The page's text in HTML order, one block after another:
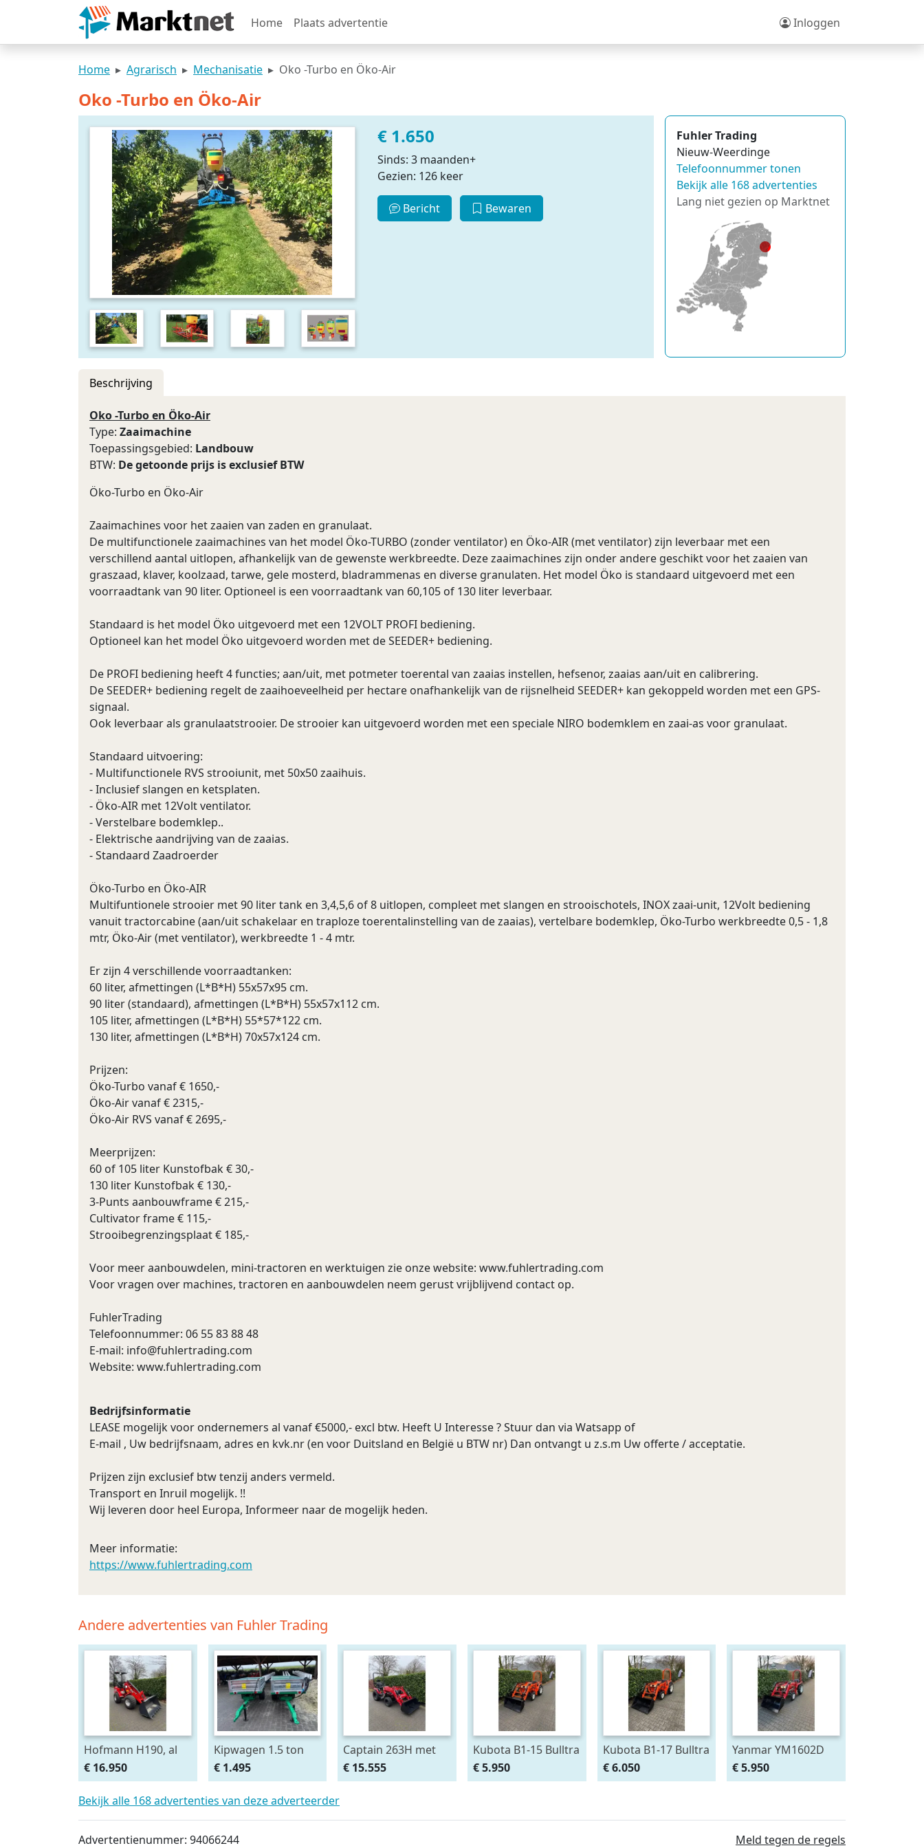
Home Plaats advertentie Inloggen
Home Agrarisch Mechanisatie Oko -Turbo en Öko-Air
Oko -Turbo en Öko-Air
€ 1.650
Sinds: 3 maanden+
Gezien: 126 keer
Bericht Bewaren
Fuhler Trading
Nieuw-Weerdinge
Telefoonnummer tonen
Bekijk alle 168 advertenties
Lang niet gezien op Marktnet
Beschrijving
Oko -Turbo en Öko-Air
Type: Zaaimachine
Toepassingsgebied: Landbouw
BTW: De getoonde prijs is exclusief BTW
Öko-Turbo en Öko-Air
Zaaimachines voor het zaaien van zaden en granulaat.
De multifunctionele zaaimachines van het model Öko-TURBO (zonder ventilator) en Öko-AIR (met ventilator) zijn leverbaar met een
verschillend aantal uitlopen, afhankelijk van de gewenste werkbreedte. Deze zaaimachines zijn onder andere geschikt voor het zaaien van
graszaad, klaver, koolzaad, tarwe, gele mosterd, bladrammenas en diverse granulaten. Het model Öko is standaard uitgevoerd met een
voorraadtank van 90 liter. Optioneel is een voorraadtank van 60,105 of 130 liter leverbaar.
Standaard is het model Öko uitgevoerd met een 12VOLT PROFI bediening.
Optioneel kan het model Öko uitgevoerd worden met de SEEDER+ bediening.
De PROFI bediening heeft 4 functies; aan/uit, met potmeter toerental van zaaias instellen, hefsenor, zaaias aan/uit en calibrering.
De SEEDER+ bediening regelt de zaaihoeveelheid per hectare onafhankelijk van de rijsnelheid SEEDER+ kan gekoppeld worden met een GPS-
signaal.
Ook leverbaar als granulaatstrooier. De strooier kan uitgevoerd worden met een speciale NIRO bodemklem en zaai-as voor granulaat.
Standaard uitvoering:
- Multifunctionele RVS strooiunit, met 50x50 zaaihuis.
- Inclusief slangen en ketsplaten.
- Öko-AIR met 12Volt ventilator.
- Verstelbare bodemklep..
- Elektrische aandrijving van de zaaias.
- Standaard Zaadroerder
Öko-Turbo en Öko-AIR
Multifuntionele strooier met 90 liter tank en 3,4,5,6 of 8 uitlopen, compleet met slangen en strooischotels, INOX zaai-unit, 12Volt bediening
vanuit tractorcabine (aan/uit schakelaar en traploze toerentalinstelling van de zaaias), vertelbare bodemklep, Öko-Turbo werkbreedte 0,5 - 1,8
mtr, Öko-Air (met ventilator), werkbreedte 1 - 4 mtr.
Er zijn 4 verschillende voorraadtanken:
60 liter, afmettingen (L*B*H) 55x57x95 cm.
90 liter (standaard), afmettingen (L*B*H) 55x57x112 cm.
105 liter, afmettingen (L*B*H) 55*57*122 cm.
130 liter, afmettingen (L*B*H) 70x57x124 cm.
Prijzen:
Öko-Turbo vanaf € 1650,-
Öko-Air vanaf € 2315,-
Öko-Air RVS vanaf € 2695,-
Meerprijzen:
60 of 105 liter Kunstofbak € 30,-
130 liter Kunstofbak € 130,-
3-Punts aanbouwframe € 215,-
Cultivator frame € 115,-
Strooibegrenzingsplaat € 185,-
Voor meer aanbouwdelen, mini-tractoren en werktuigen zie onze website: www.fuhlertrading.com
Voor vragen over machines, tractoren en aanbouwdelen neem gerust vrijblijvend contact op.
FuhlerTrading
Telefoonnummer: 06 55 83 88 48
E-mail: info@fuhlertrading.com
Website: www.fuhlertrading.com
Bedrijfsinformatie
LEASE mogelijk voor ondernemers al vanaf €5000,- excl btw. Heeft U Interesse ? Stuur dan via Watsapp of
E-mail , Uw bedrijfsnaam, adres en kvk.nr (en voor Duitsland en België u BTW nr) Dan ontvangt u z.s.m Uw offerte / acceptatie.
Prijzen zijn exclusief btw tenzij anders vermeld.
Transport en Inruil mogelijk. !!
Wij leveren door heel Europa, Informeer naar de mogelijk heden.
Meer informatie:
https://www.fuhlertrading.com
Andere advertenties van Fuhler Trading
Hofmann H190, al
vanaf € 325,- per
maand.
€ 16.950
Kipwagen 1.5 ton
€ 1.495
Captain 263H met
voorlader al af
€295,- p/m Gratis
€ 15.555
Kubota B1-15 Bulltra
met voorlader, al
vanaf € 99,- per
€ 5.950
Kubota B1-17 Bulltra
met voorlader, al
vanaf € 99,- per
€ 6.050
Yanmar YM1602D
met voorlader, al
vanaf € 99,- per
€ 5.950
Bekijk alle 168 advertenties van deze adverteerder
Advertentienummer: 94066244 Meld tegen de regels